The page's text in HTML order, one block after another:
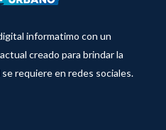
informatimo con un
creado para brindar la
requiere en redes sociales.